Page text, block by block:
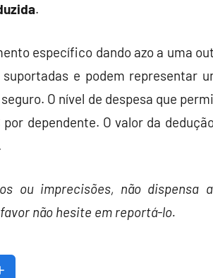
.
específico dando azo a uma
e podem representar
O nível de despesa que
dependente. O valor da
ou imprecisões, não dispensa
não hesite em reportá-lo.